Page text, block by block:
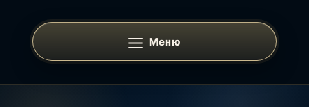
содержимому
Меню